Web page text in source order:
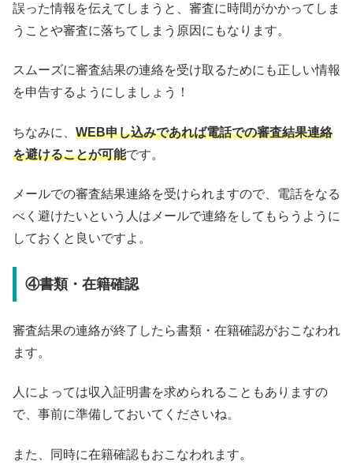
誤った情報を伝えてしまうと、審査に時間がかかってしま
うことや審査に落ちてしまう原因にもなります。
スムーズに審査結果の連絡を受け取るためにも正しい情報
を申告するようにしましょう！
ちなみに、 WEB申し込みであれば電話での審査結果連絡
を避けることが可能です。
メールでの審査結果連絡を受けられますので、電話をなる
べく避けたいという人はメールで連絡をしてもらうように
しておくと良いですよ。
④書類・在籍確認
審査結果の連絡が終了したら書類・在籍確認がおこなわれ
ます。
人によっては収入証明書を求められることもありますの
で、事前に準備しておいてくださいね。
また、同時に在籍確認もおこなわれます。